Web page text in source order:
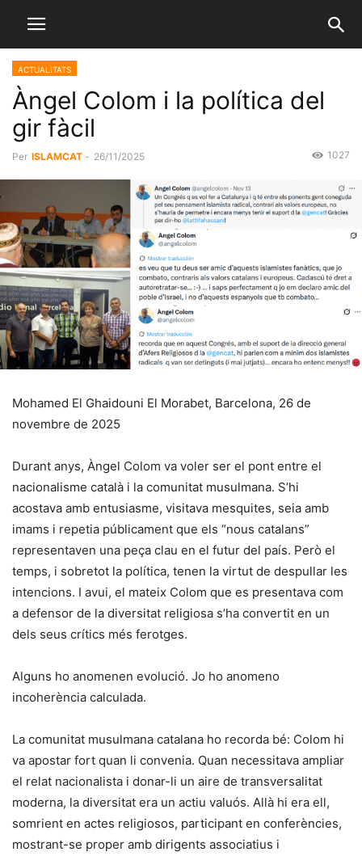
ACTUALITATS
Àngel Colom i la política del
gir fàcil
Per ISLAMCAT - 26/11/2025 1027
Mohamed El Ghaidouni El Morabet, Barcelona, 26 de
novembre de 2025
Durant anys, Àngel Colom va voler ser el pont entre el
nacionalisme català i la comunitat musulmana. S’hi
acostava amb entusiasme, visitava mesquites, seia amb
imams i repetia públicament que els “nous catalans”
representaven una peça clau en el futur del país. Però el
temps, i sobretot la política, tenen la virtut de despullar les
intencions. I avui, el mateix Colom que es presentava com
a defensor de la diversitat religiosa s’ha convertit en un
dels seus crítics més ferotges.
Alguns ho anomenen evolució. Jo ho anomeno
incoherència calculada.
La comunitat musulmana catalana ho recorda bé: Colom hi
va apostar fort quan li convenia. Quan necessitava ampliar
el relat nacionalista i donar-li un aire de transversalitat
moderna, la diversitat era un actiu valuós. Allà hi era ell,
somrient en actes religiosos, participant en conferències,
mostrant-se proper amb dirigents associatius i